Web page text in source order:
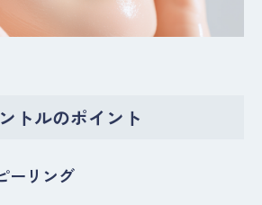
トルのポイント
ーリング